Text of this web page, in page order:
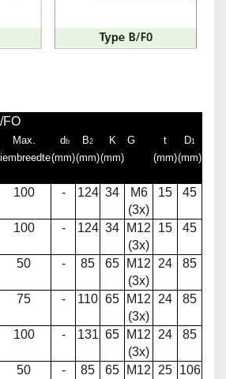
FO
Max.
db
(mm)
B2
(mm)
K
(mm)
G
t
(mm)
D1
(mm)
100 - 124 34
M6
(3x)
15 45
100 - 124 34
M12
(3x)
15 45
50 - 85 65
M12
(3x)
24 85
75 - 110 65
M12
(3x)
24 85
100 - 131 65
M12
(3x)
24 85
50 - 85 65
M12
25 106